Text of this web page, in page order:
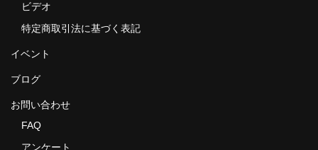
ビデオ
特定商取引法に基づく表記
イベント
ブログ
お問い合わせ
FAQ
アンケート